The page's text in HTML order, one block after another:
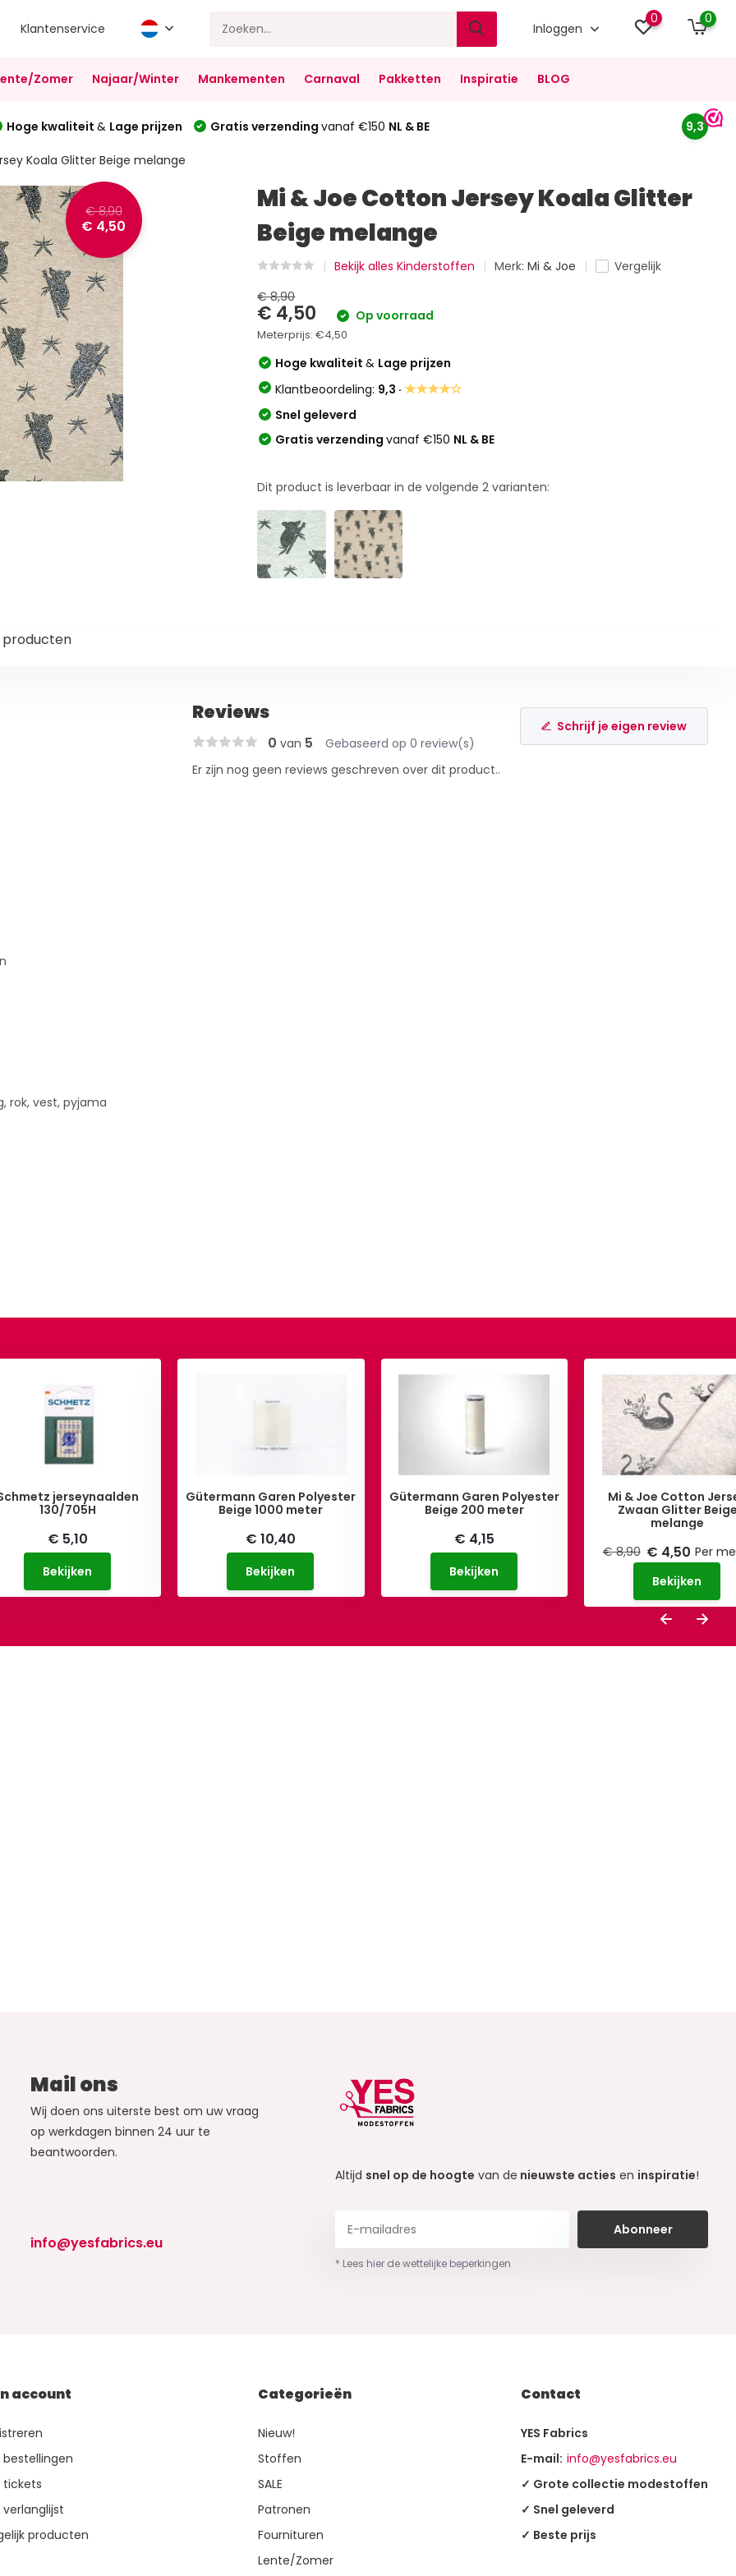
Klantenservice Inloggen
0 0
Zomer Najaar/Winter Mankementen Carnaval Pakketten Inspiratie BLOG
Hoge kwaliteit & Lage prijzen Gratis verzending vanaf €150 NL & BE 9,3
Koala Glitter Beige melange
€ 8,90
€ 4,50
Mi & Joe Cotton Jersey Koala Glitter
Beige melange
Bekijk alles Kinderstoffen Merk:Mi & Joe
Vergelijk
€ 8,90
€ 4,50 Op voorraad
Meterprijs:€4,50
Hoge kwaliteit& Lage prijzen
Klantbeoordeling: 9,3 ·★★★★☆
Snel geleverd
Gratis verzendingvanaf €150 NL & BE
Dit product is leverbaar in de volgende2 varianten:
rok, vest, pyjama
Reviews
0 van 5 Gebaseerd op 0 review(s)
Schrijf je eigen review
Er zijn nog geen reviews geschreven over dit product..
jerseynaalden
130/705H
€ 5,10
Bekijken
Gütermann Garen Polyester
Beige 1000 meter
€ 10,40
Bekijken
Gütermann Garen Polyester
Beige 200 meter
€ 4,15
Bekijken
Mi & Joe Cotton
Zwaan Glitter
melange
€ 8,90 € 4,50 Per
Bekijken
Mail ons
Wij doen ons uiterste best om uw vraag
op werkdagen binnen 24 uur te
beantwoorden.
info@yesfabrics.eu
Altijd snel op de hoogte van de nieuwste acties en inspiratie!
Abonneer
* Lees hier de wettelijke beperkingen
account
bestellingen
tickets
verlanglijst
producten
Categorieën
Nieuw!
Stoffen
SALE
Patronen
Fournituren
Lente/Zomer
Contact
YES Fabrics
E-mail: info@yesfabrics.eu
✓ Grote collectie modestoffen
✓ Snel geleverd
✓ Beste prijs